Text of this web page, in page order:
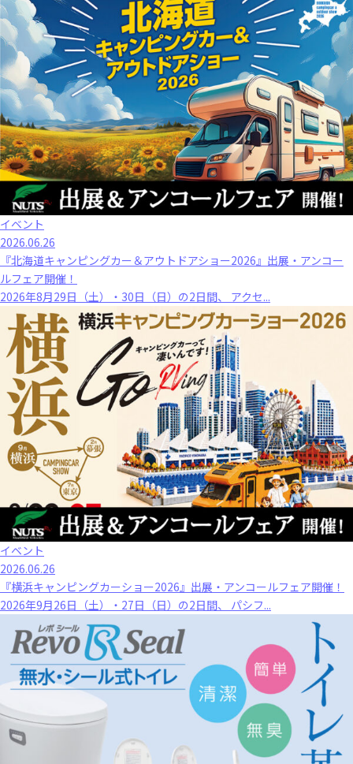
イベント
2026.06.26
『北海道キャンピングカー＆アウトドアショー2026』出展・アンコー
ルフェア開催！
2026年8月29日（土）・30日（日）の2日間、 アクセ...
イベント
2026.06.26
『横浜キャンピングカーショー2026』出展・アンコールフェア開催！
2026年9月26日（土）・27日（日）の2日間、 パシフ...